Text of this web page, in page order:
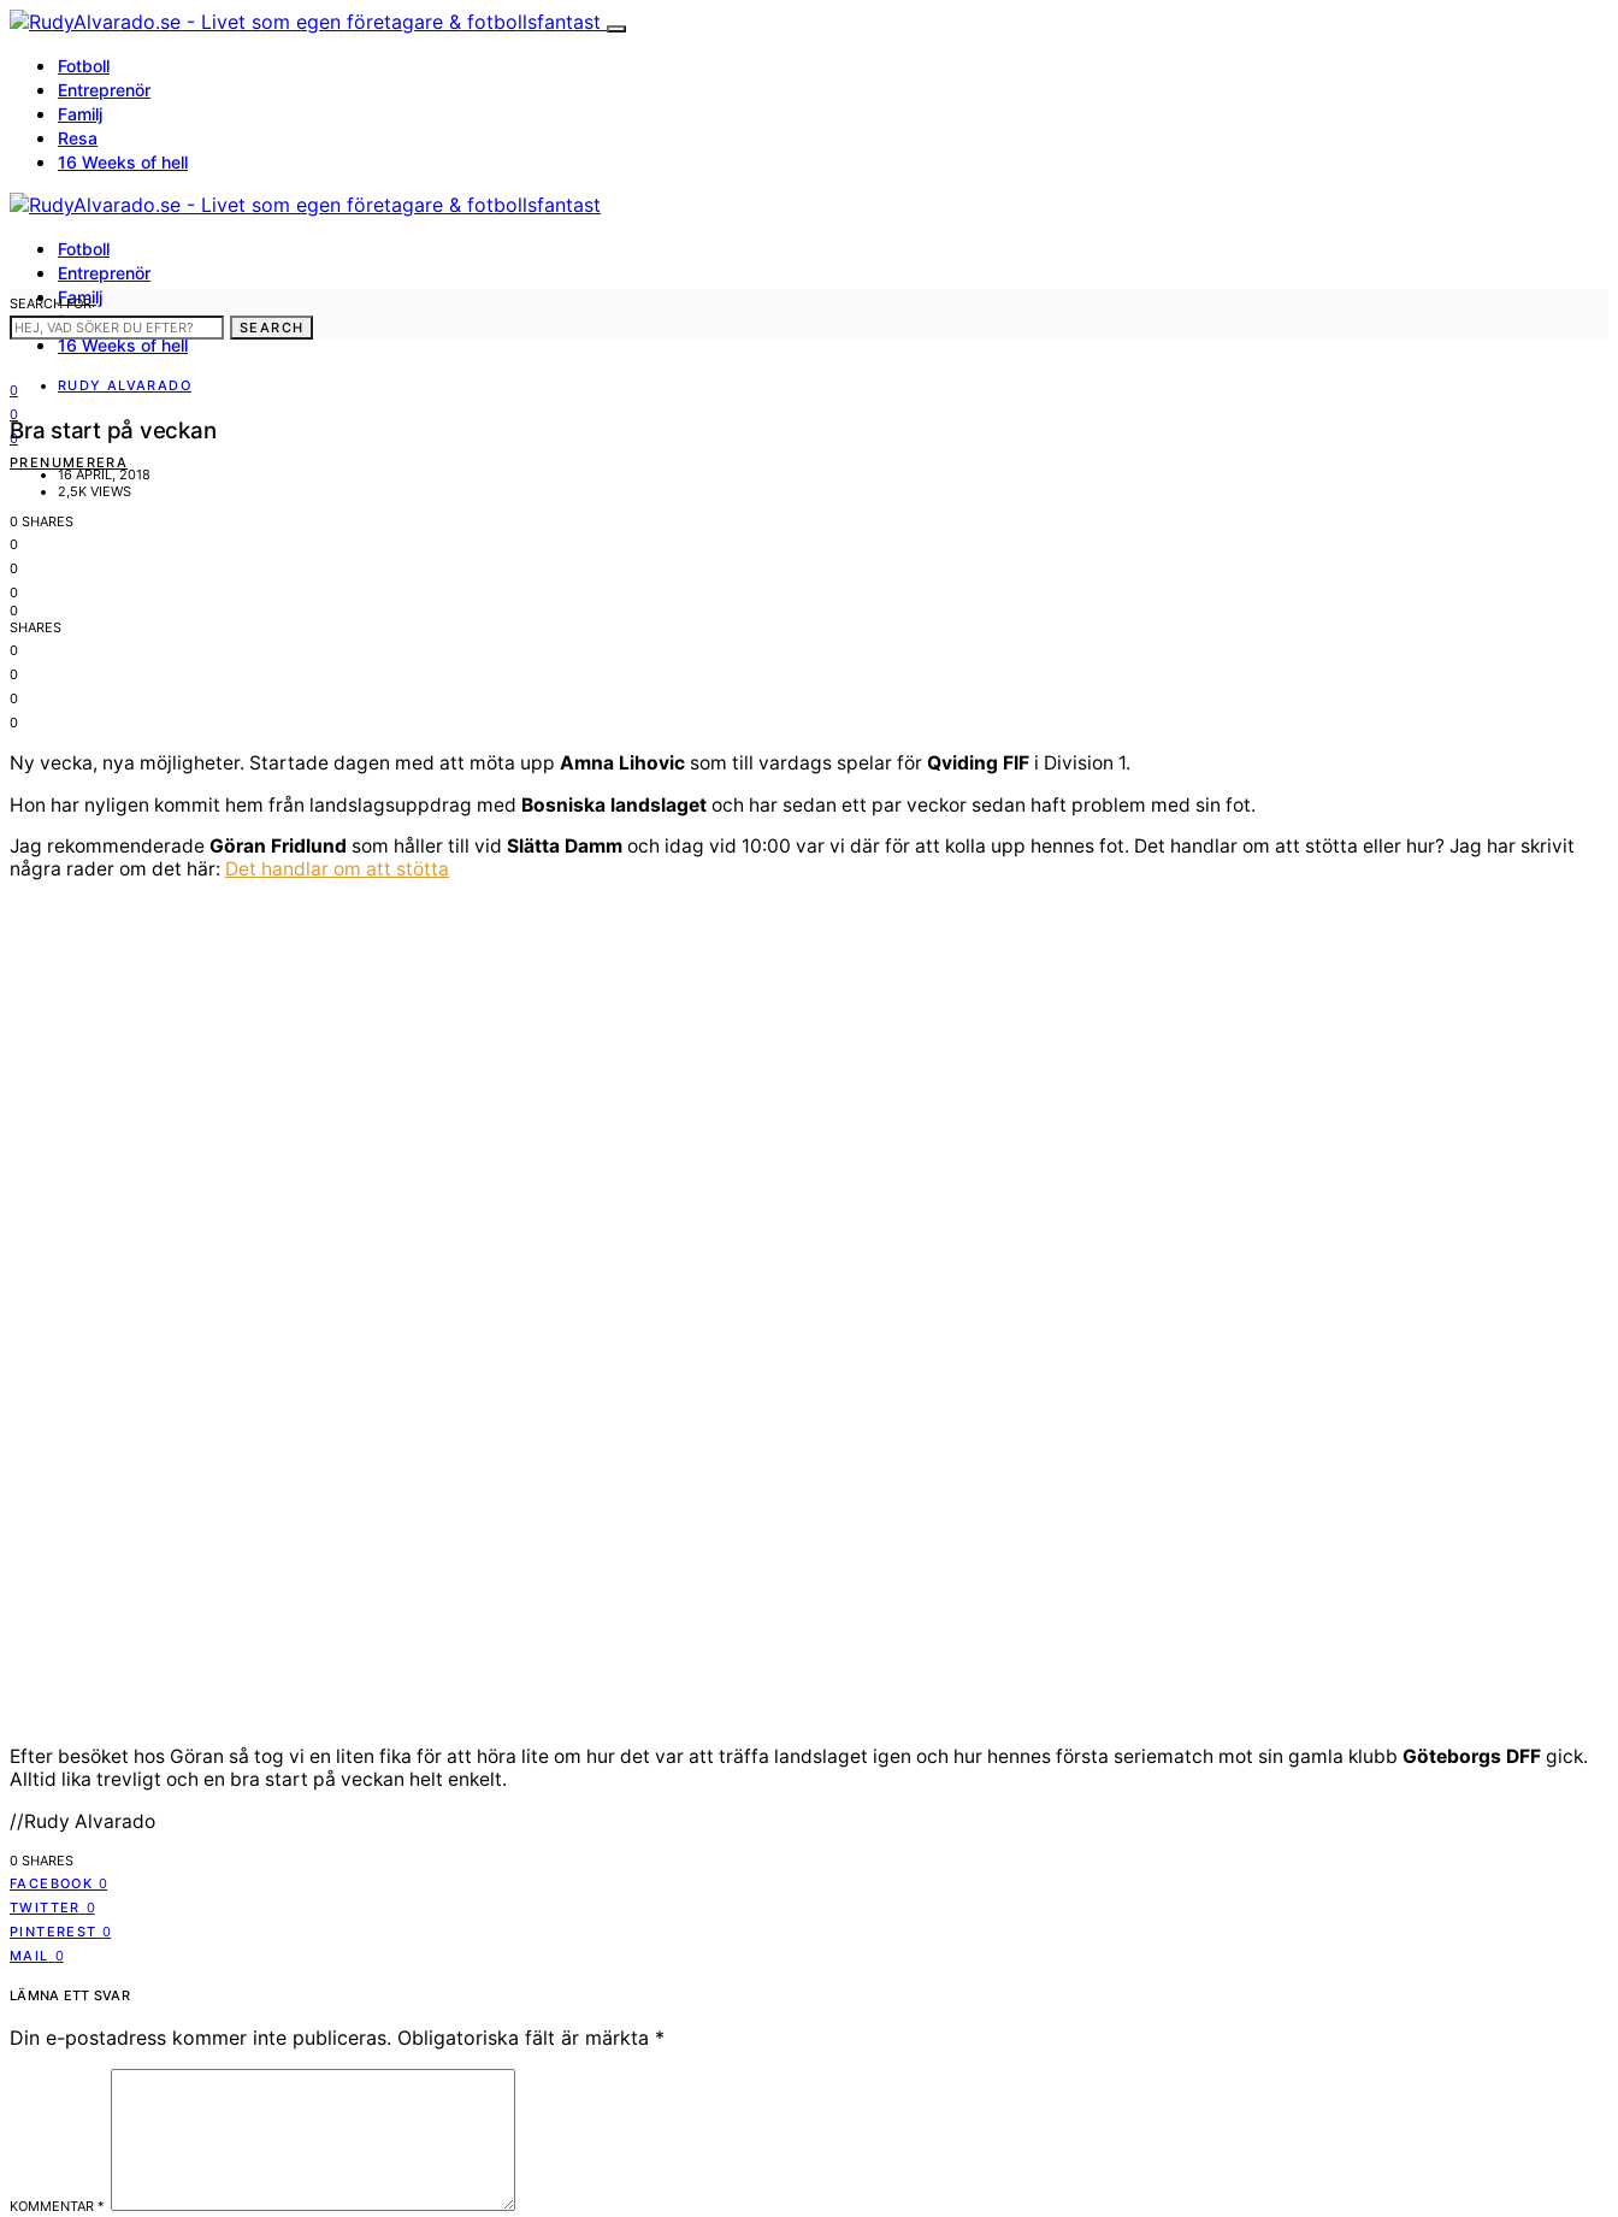
Fotboll
Entreprenör
Familj
Resa
16 Weeks of hell
Fotboll
Entreprenör
Familj
Resa
16 Weeks of hell
0
0
0
PRENUMERERA
SEARCH FOR:
SEARCH
RUDY ALVARADO
Bra start på veckan
16 APRIL, 2018
2,5K VIEWS
0 SHARES
0
0
0
0
SHARES
0
0
0
0
Ny vecka, nya möjligheter. Startade dagen med att möta upp Amna Lihovic som till vardags spelar för Qviding FIF i Division 1.
Hon har nyligen kommit hem från landslagsuppdrag med Bosniska landslaget och har sedan ett par veckor sedan haft problem med sin fot.
Jag rekommenderade Göran Fridlund som håller till vid Slätta Damm och idag vid 10:00 var vi där för att kolla upp hennes fot. Det handlar om att stötta eller hur? Jag har skrivit
några rader om det här: Det handlar om att stötta
Efter besöket hos Göran så tog vi en liten fika för att höra lite om hur det var att träffa landslaget igen och hur hennes första seriematch mot sin gamla klubb Göteborgs DFF gick.
Alltid lika trevligt och en bra start på veckan helt enkelt.
//Rudy Alvarado
0 SHARES
FACEBOOK 0
TWITTER 0
PINTEREST 0
MAIL
0
LÄMNA ETT SVAR
Din e-postadress kommer inte publiceras. Obligatoriska fält är märkta *
KOMMENTAR *